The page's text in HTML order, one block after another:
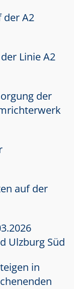
der A2
Linie A2
der
auf der
Ulzburg Süd
in